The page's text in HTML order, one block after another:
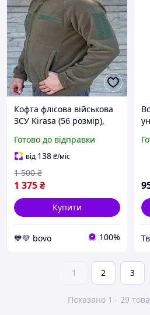
Кофта флісова військова
ЗСУ Kirasa (56 розмір),
хакі, кофта фліс
армейська
Готово до відправки
від 138₴/міс
1 375₴
1 500 ₴
Купити
💙💛 bovo 100%
1 2 3
Показано 1 - 29